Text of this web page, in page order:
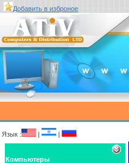
Добавить в изброное
Язык : | |
Компьютеры